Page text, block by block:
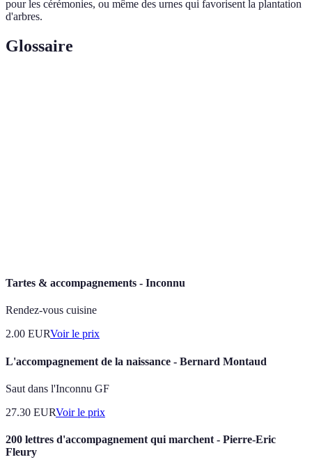
pour les cérémonies, ou même des urnes qui favorisent la plantation
d'arbres.
Glossaire
Tartes & accompagnements - Inconnu
Rendez-vous cuisine
2.00 EURVoir le prix
L'accompagnement de la naissance - Bernard Montaud
Saut dans l'Inconnu GF
27.30 EURVoir le prix
200 lettres d'accompagnement qui marchent - Pierre-Eric
Fleury